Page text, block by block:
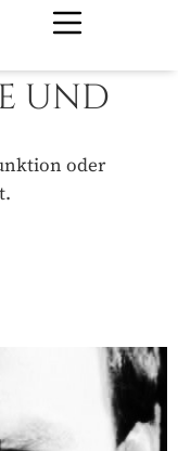
UND
oder